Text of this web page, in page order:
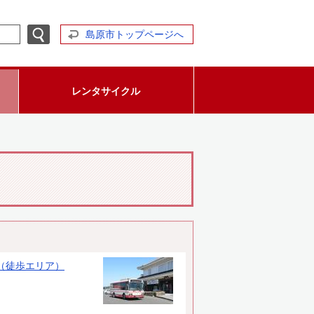
島原市トップページへ
レンタサイクル
歩エリア）